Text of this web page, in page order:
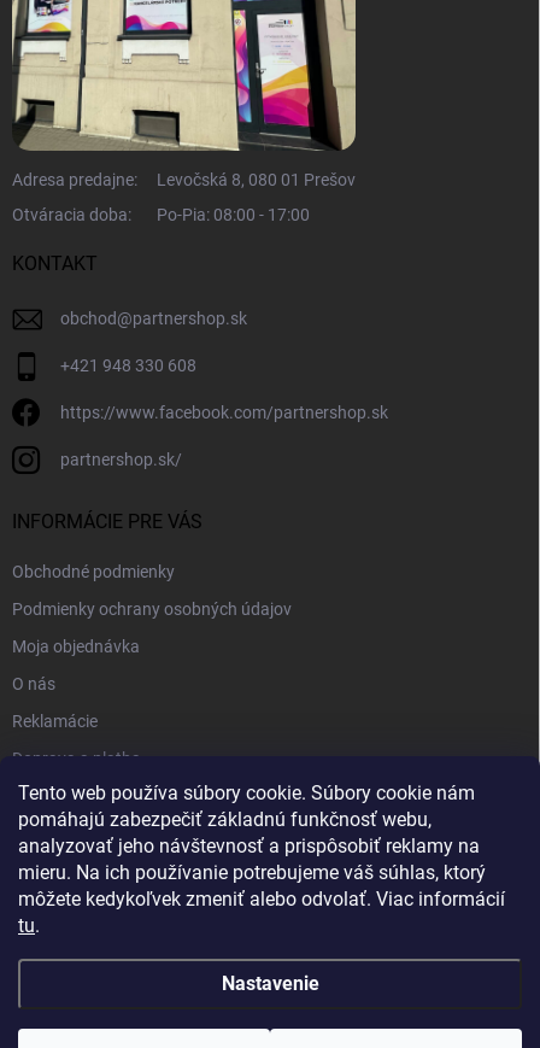
Tento web používa súbory cookie. Súbory cookie nám
pomáhajú zabezpečiť základnú funkčnosť webu,
analyzovať jeho návštevnosť a prispôsobiť reklamy na
mieru. Na ich používanie potrebujeme váš súhlas, ktorý
môžete kedykoľvek zmeniť alebo odvolať. Viac informácií
tu.
Nastavenie
Adresa predajne:
Levočská 8, 080 01 Prešov
Otváracia doba:
Po-Pia: 08:00 - 17:00
KONTAKT
obchod@partnershop.sk
+421 948 330 608
https://www.facebook.com/partnershop.sk
partnershop.sk/
INFORMÁCIE PRE VÁS
Obchodné podmienky
Podmienky ochrany osobných údajov
Moja objednávka
O nás
Reklamácie
Doprava a platba
Kontakt
Blog
Copyright 2026PartnerShop.sk. Všetky práva vyhradené.Upraviť